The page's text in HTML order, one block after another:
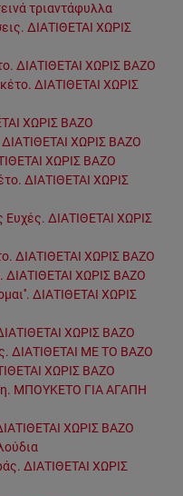
τριαντάφυλλα
ΔΙΑΤΙΘΕΤΑΙ ΧΩΡΙΣ
ΔΙΑΤΙΘΕΤΑΙ ΧΩΡΙΣ ΒΑΖΟ
ΔΙΑΤΙΘΕΤΑΙ ΧΩΡΙΣ
ΧΩΡΙΣ ΒΑΖΟ
ΧΩΡΙΣ ΒΑΖΟ
ΧΩΡΙΣ ΒΑΖΟ
ΔΙΑΤΙΘΕΤΑΙ ΧΩΡΙΣ
ΔΙΑΤΙΘΕΤΑΙ ΧΩΡΙΣ
ΔΙΑΤΙΘΕΤΑΙ ΧΩΡΙΣ ΒΑΖΟ
ΔΙΑΤΙΘΕΤΑΙ ΧΩΡΙΣ ΒΑΖΟ
ΔΙΑΤΙΘΕΤΑΙ ΧΩΡΙΣ
ΧΩΡΙΣ ΒΑΖΟ
ΔΙΑΤΙΘΕΤΑΙ ΜΕ ΤΟ ΒΑΖΟ
ΧΩΡΙΣ ΒΑΖΟ
ΜΠΟΥΚΕΤΟ ΓΙΑ ΑΓΑΠΗ
ΧΩΡΙΣ ΒΑΖΟ
ΔΙΑΤΙΘΕΤΑΙ ΧΩΡΙΣ